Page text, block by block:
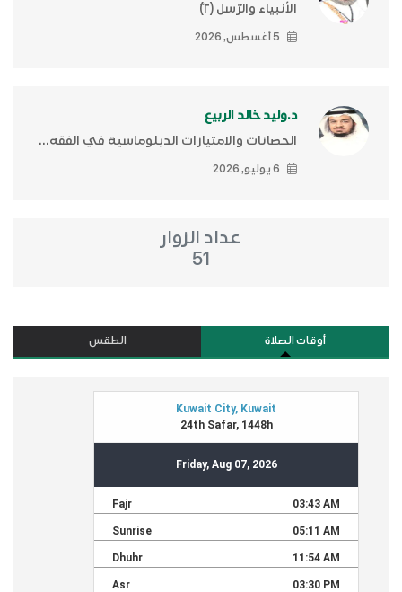
الأنبياء والرّسل (٢)ّ
5 أغسطس, 2026
د.وليد خالد الربيع
الحصانات والامتيازات الدبلوماسية في الفقه...
6 يوليو, 2026
عداد الزوار
51
أوقات الصلاة الطقس